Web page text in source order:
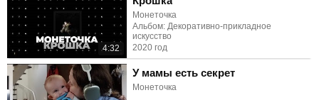
4:32
Монеточка
Альбом: Декоративно-прикладное
искусство
2020 год
У мамы есть секрет
Монеточка